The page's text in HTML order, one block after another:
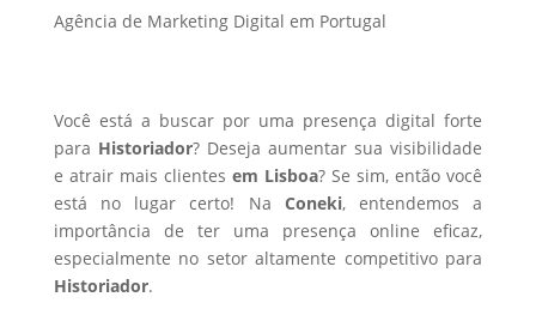
Agência de Marketing Digital em Portugal
Você está a buscar por uma presença digital forte
para Historiador? Deseja aumentar sua visibilidade
e atrair mais clientes em Lisboa? Se sim, então você
está no lugar certo! Na Coneki, entendemos a
importância de ter uma presença online eficaz,
especialmente no setor altamente competitivo para
Historiador.